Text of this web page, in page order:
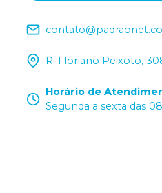
R. Floriano Peixoto,
Horário de
Segunda a sexta das